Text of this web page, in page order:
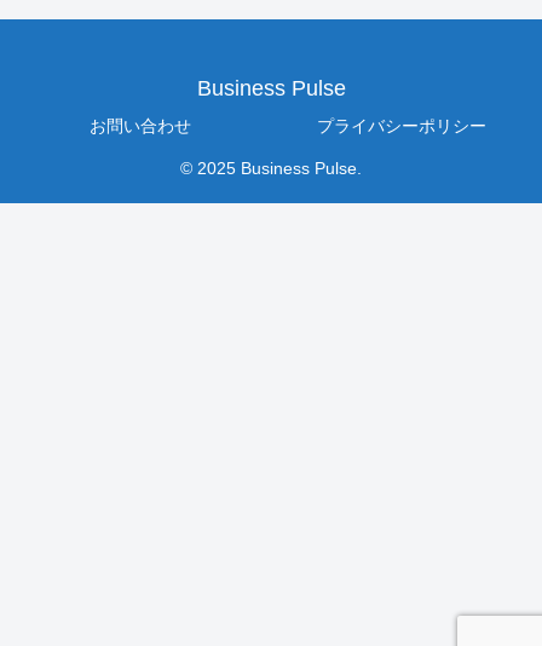
Business Pulse
お問い合わせ プライバシーポリシー
© 2025 Business Pulse.